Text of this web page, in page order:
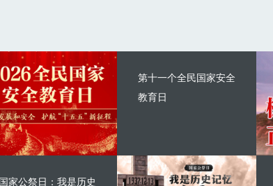
第十一个全民国家安全
教育日
国家公祭日：我是历史